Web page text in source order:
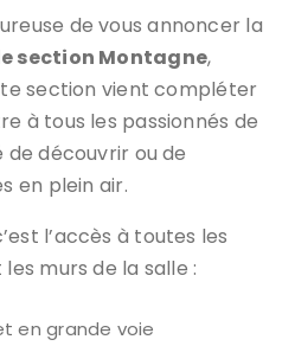
de vous annoncer la
section Montagne,
section vient compléter
à tous les passionnés de
découvrir ou de
en plein air.
l’accès à toutes les
murs de la salle :
en grande voie